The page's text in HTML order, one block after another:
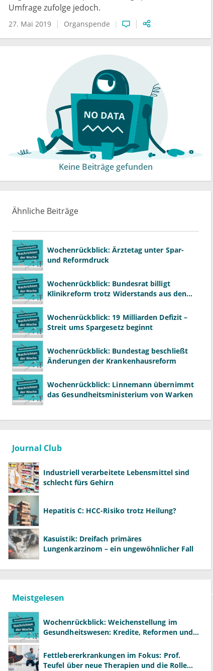
Umfrage zufolge jedoch.
27. Mai 2019 Organspende
Keine Beiträge gefunden
Ähnliche Beiträge
Wochenrückblick: Ärztetag unter Spar-
und Reformdruck
Wochenrückblick: Bundesrat billigt
Klinikreform trotz Widerstands aus den
Wochenrückblick: 19 Milliarden Defizit –
Streit ums Spargesetz beginnt
Wochenrückblick: Bundestag beschließt
Änderungen der Krankenhausreform
Wochenrückblick: Linnemann übernimmt
das Gesundheitsministerium von Warken
Journal Club
Industriell verarbeitete Lebensmittel sind
schlecht fürs Gehirn
Hepatitis C: HCC-Risiko trotz Heilung?
Kasuistik: Dreifach primäres
Lungenkarzinom – ein ungewöhnlicher Fall
Meistgelesen
Wochenrückblick: Weichenstellung im
Gesundheitswesen: Kredite, Reformen und
Fettlebererkrankungen im Fokus: Prof.
Teufel über neue Therapien und die Rolle